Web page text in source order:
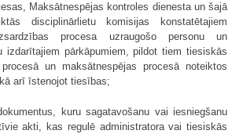
Maksātnespējas kontroles dienesta un šajā
disciplinārlietu komisijas konstatētajiem
procesa uzraugošo personu un
izdarītajiem pārkāpumiem, pildot tiem tiesiskās
un maksātnespējas procesā noteiktos
arī īstenojot tiesības;
kuru sagatavošanu vai iesniegšanu
akti, kas regulē administratora vai tiesiskās